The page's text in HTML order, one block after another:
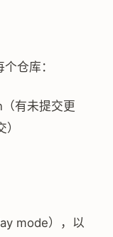
仓库：
有未提交更
mode），以